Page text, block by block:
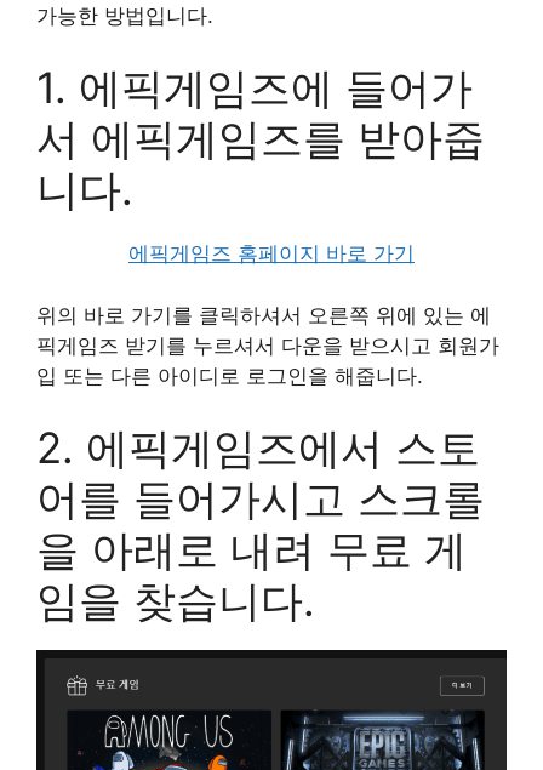
가능한 방법입니다.
1. 에픽게임즈에 들어가
서 에픽게임즈를 받아줍
니다.
에픽게임즈 홈페이지 바로 가기
위의 바로 가기를 클릭하셔서 오른쪽 위에 있는 에
픽게임즈 받기를 누르셔서 다운을 받으시고 회원가
입 또는 다른 아이디로 로그인을 해줍니다.
2. 에픽게임즈에서 스토
어를 들어가시고 스크롤
을 아래로 내려 무료 게
임을 찾습니다.